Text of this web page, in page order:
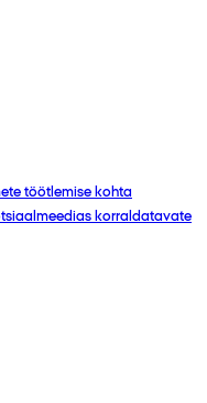
töötlemise kohta
korraldatavate